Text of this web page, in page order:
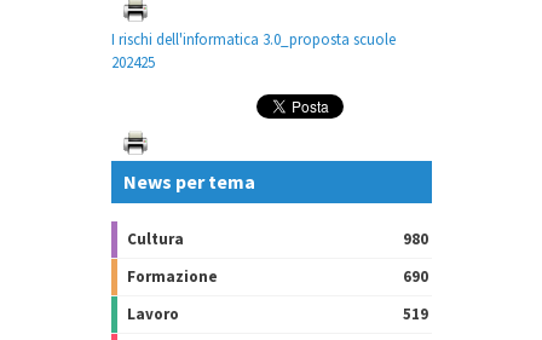
I rischi dell'informatica 3.0_proposta scuole
202425
News per tema
Cultura
980
Formazione
690
Lavoro
519